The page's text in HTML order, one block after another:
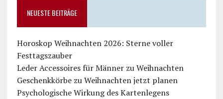
NEUESTE BEITRÄGE
Horoskop Weihnachten 2026: Sterne voller
Festtagszauber
Leder Accessoires für Männer zu Weihnachten
Geschenkkörbe zu Weihnachten jetzt planen
Psychologische Wirkung des Kartenlegens